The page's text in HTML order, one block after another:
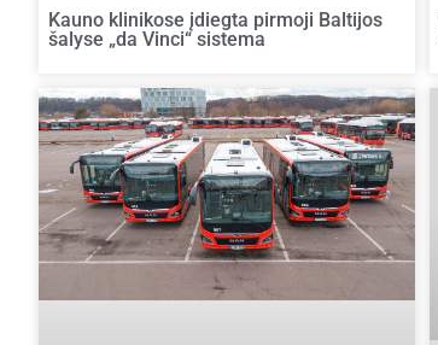
Kauno klinikose įdiegta pirmoji Baltijos
šalyse „da Vinci“ sistema